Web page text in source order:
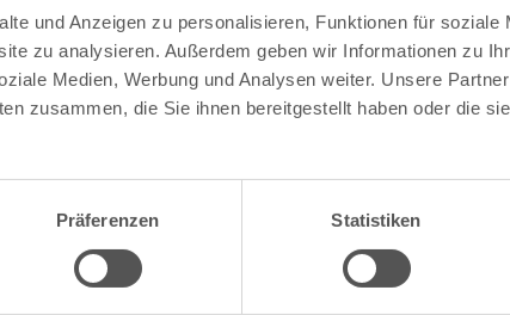
und Anzeigen zu personalisieren, Funktionen für soziale
zu analysieren. Außerdem geben wir Informationen zu
Medien, Werbung und Analysen weiter. Unsere
zusammen, die Sie ihnen bereitgestellt haben oder die
Präferenzen Statistiken